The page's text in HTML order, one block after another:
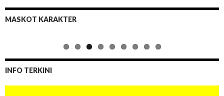
MASKOT KARAKTER
INFO TERKINI